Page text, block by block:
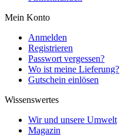
Mein Konto
Anmelden
Registrieren
Passwort vergessen?
Wo ist meine Lieferung?
Gutschein einlösen
Wissenswertes
Wir und unsere Umwelt
Magazin